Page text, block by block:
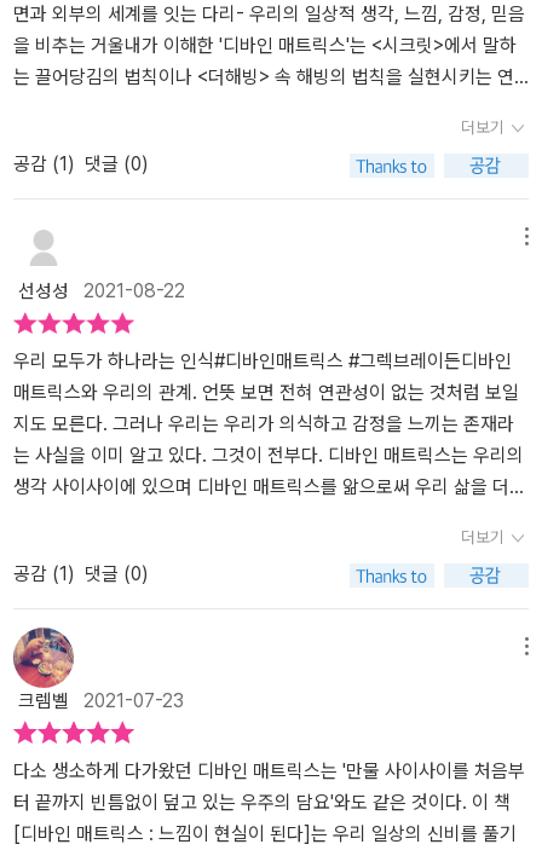
gton Institute를 포함한 비전 조직에서 활발히 활동하고 있다. 6개
대륙 30개 이상의 국가에서 자신의 연구를 발표했으며, UN과 〈포춘〉
500대 기업, 미군 등에서 초대받아 강의한 세계적인 명강사이다. 그
디바인 매트릭스에게 말을 걸고, 디바인 매트릭스는 우리의 ‘삶에서
일어나는 사건들’을 통해 대답을 한다. 이 대화에서 우리의 ‘깊은 믿
음’은 우리가 경험하는 모든 것의 청사진이 된다. 세계 평화에서부터
우리 몸의 치유에 이르기까지, 사랑과 연애에서부터 직업적 성취에
이르기까지, 우리와 세계의 대화는 계속 이어지며 결코 끝나지 않는
다. 따라서 우리가 그저 삶의 한구석에서 수동적 구경꾼 역할을 하기
란 불가능하다. 우리가 의식하는 한, 의식의 속성상, 우리는 창조하고
있는 것이다. (234쪽) 저자는 디바인 매트릭스의 실체와 그 의미를
깨달을 때, 현실에 대한 불안과 공포를 이겨내고 새로운 방식으로 삶
을 주도할 수 있음을 역설한다. 스스로 치유와 풍요를 누리면서, 우리
자신이 세계와 운명의 창조자이고 바로 ‘나 자신’이 그 기적의 씨앗이
가는 글로벌 기업의 컴퓨터 전문가이던 저자가 티베트의 외딴 수도원
부터 현대 과학의 불가사의한 실험들, 미군의 비공개 투시 프로젝트
까지 20년 넘게 경계를 넘나들면서, 자신의 탐구 결과를 책으로 써낸
의도가 바로 여기에 있다. 매일 부자 되게 해달라고 기도와 확언을 반
복하면서도 어딘가 찜찜한 마음이 들었던 사람, 《잃어버린 기도의 비
밀》이나 끌어당김·해빙의 법칙을 다룬 책들을 읽으면서 더 깊은 이해
와 성장을 추구하게 된 사람, 원인을 알 수 없는 불안에서 벗어나 건강
한 심신과 인간관계를 회복하고 싶은 사람, 마침내 삶을 새로운 관점
으로 살아보고 싶은 모든 이들에게 이 책을 추천한다.
칙과 이 세계가 만들어지고 움직이는 원리에 대해서 알려주고, 내가
원하는 바를 이루기 위해 노력하는 것들이 물거품이 되지 않도록 잘
이끌어주는 책이기 때문이다.'우리는 우리가 세상에서 경험하기로 선
문화권에서 성장한 점이 참 감사하다고 생각이 들었는데, 모든 골조
는 동양의 ‘도’, 장자, 물아일체, ... 불교적 내용들, 앉아서 우주까지도
왔다갔다 했다는 공자,... 등 많은 부분에서 통하는 것 같았기 때문이
인 매트릭스’ 은 우리가 보이지 않은 모든 것들을 연결해주는 에너지
장 같은 것이라 이해된다. 서로 영향을 주고 받으며, 심지어 시간도 의
미가 없는 과거, 현재, 미래가 동시에 존재하는 개념이다. 한정된 시야
로 살아가는 우리는 이해하기 힘든 개념일 것이다. (이 특징에서는 영
화 ‘인터스텔라’ 가 떠올랐다.) 디바인 매트릭스 발견과 기초적인 내용
들을 1부에서 설명해주고 나서, 2부와 3부를 거쳐, 그럼 이 ‘디바인 매
트릭스’가 어떻게 작용하고, 우리는 무엇을 해야 하는지를 다양한 사
례들을 언급하면서 제시해주고 있다. 익히 알고 있는 ‘이끌림’ 등과 같
은 개념이 이 저자의 글에서는 좀 다르게 느껴진다. 흔한 자기 계발서
에서 벗어나 좀 더 본질적인 면에 접근하고 싶은 모든 이들에게 권하
고 싶다. 저자 그렉 브레이든의 동영상도 찾아보고 싶어졌다. _디바인
매트릭스란 만물 사이사이를 처음부터 끝까지 빈틈없이 덮고 있는 우
디에나 층층으로 되어 있다,_ _사랑받고 인정받고 건강하게 오래 살
자격이 내게 없다는 두려움을 갖는다면, 우리가 맺는 모든 관계는 그
러한 낮은 자존감의 두려움을 반영하게 될 것이다. 그리고 이는 우리
가 꿈에도 상상하지 못할 방식으로 나타난다._
면과 외부의 세계를 잇는 다리- 우리의 일상적 생각, 느낌, 감정, 믿음
을 비추는 거울내가 이해한 '디바인 매트릭스'는 <시크릿>에서 말하
는 끌어당김의 법칙이나 <더해빙> 속 해빙의 법칙을 실현시키는 연
로 이 곳!에 디바인 매트릭스가 늘 존재하며 '우리의 꿈과 소망을 현실
화'시키기 위해 에너지 그물을 펼치고 있는 것이다.🏷10p_우리는 예
술작품인 동시에 예술가이다🏷127p_ 꿈은 이미 이루어졌다디바인
매트릭스를 알고 제대로 느낄 줄 알아야 한다. 저자는 꿈을 위해 노력
하는 것과 이미 성취했다고 생각하고 느끼는 것은 큰 차이가 있다고
말한다.불치병에 걸렸던 사람에게 회복되기를 치유되기를 바라는 것
이 아니라 '이미 치유되어 건강함', '기적이 일어났다고 외치는 상황'을
그려보게 했다. 놀랍게도 그는 건강을 완전히 되찾게 되었다고 한다.
🗝 시크릿_ 들을수록 놀라운 법칙이며 실제로 나도 경험해 본 바가
있지만, 일상을 살아내다 보면 종종 잊어버리게 된다. 이미 기도에 응
답을 받았다 느끼며 '흠.뻑. 젖기', '에워 싸이기'를 잊지 말자. 마구 닭
살이 돋으며 환희에 잠기길.⏰ '시간은 보이는 것과 전혀 다르다.한
다.' _ 알베르트 아인슈타인<카르마 강의>를 읽고 전생에 대해 많이
생각해보았다. 덩달아 내세에 대해서도. 얼토당토 않아보이지만 나만
의 고민은 이렇게 이어지고 있다. 어쩌면 현세에서는 우리가 흔히 말
하는 탄생에서 죽음까지의 시간 흐름에 지배받지만 그 전과 후는 완
전히 새로운 시간 개념이 있지 않을까? 이건 윤회론에 가까운 얘기이
고 또 다른 관점으로는 <허구의 삶>이 떠오른다. 시간은 한 방향이 아
니라 동시에 존재하고 있다는.📙 다시 책으로 돌아가, 각자의 인생에
서 수동적 관찰자가 아닌 강력한 창조자가 될 수 있도록 저자는 20개
의 현실창조 비결을 제시하고 있다.▪️비결 5 우리가 의식을 집중하는
행위는 곧 우주를 창조하는 행위다. 의식이 우주를 창조한다!▪️비결 1
더보기
공감 (1 ) 댓글 (0)
선성성 2021-08-22
우리 모두가 하나라는 인식#디바인매트릭스 #그렉브레이든​디바인
매트릭스와 우리의 관계. 언뜻 보면 전혀 연관성이 없는 것처럼 보일
지도 모른다. 그러나 우리는 우리가 의식하고 감정을 느끼는 존재라
는 사실을 이미 알고 있다. 그것이 전부다. 디바인 매트릭스는 우리의
생각 사이사이에 있으며 디바인 매트릭스를 앎으로써 우리 삶을 더욱
나는 무한한 힘을 가진 존재이다. 양자 물리학의 영역은 이토록 심오
하고 새로운 과학의 세계인데, 사는 동안 한 번쯤이라도 내 생각이 행
동에 영향을 미친 적 있다고 생각하는 이들은 모두 디바인 매트릭스
를 경험했다고 말할 수 있다. 이해하고 배우려하지 않아도 늘 우리는
디바인 매트릭스를 구성하며, 디바인 매트릭스 역시 우리 생각 사이
를 채우고 있다. 책은 총 3부로 나누어 디바인 매트릭스의 발견, 디바
인 매트릭스의 작동 원리, 디바인 매트릭스가 보내는 메세지 순으로
우리 삶에서 디바인 매트릭스를 활용하는 법을 알려준다.1부디바인
매트릭스의 발견디바인 매트릭스는 우주 만물을 담고 있는 그릇이다.
만약 우주의 공간이 실제로 텅 비어 있다면?하고 반대의 상황을 가정
더보기
공감 (1) 댓글 (0)
크렘벨 2021-07-23
다소 생소하게 다가왔던 디바인 매트릭스는 '만물 사이사이를 처음부
터 끝까지 빈틈없이 덮고 있는 우주의 담요'와도 같은 것이다. 이 책
[디바인 매트릭스 : 느낌이 현실이 된다]는 우리 일상의 신비를 풀기